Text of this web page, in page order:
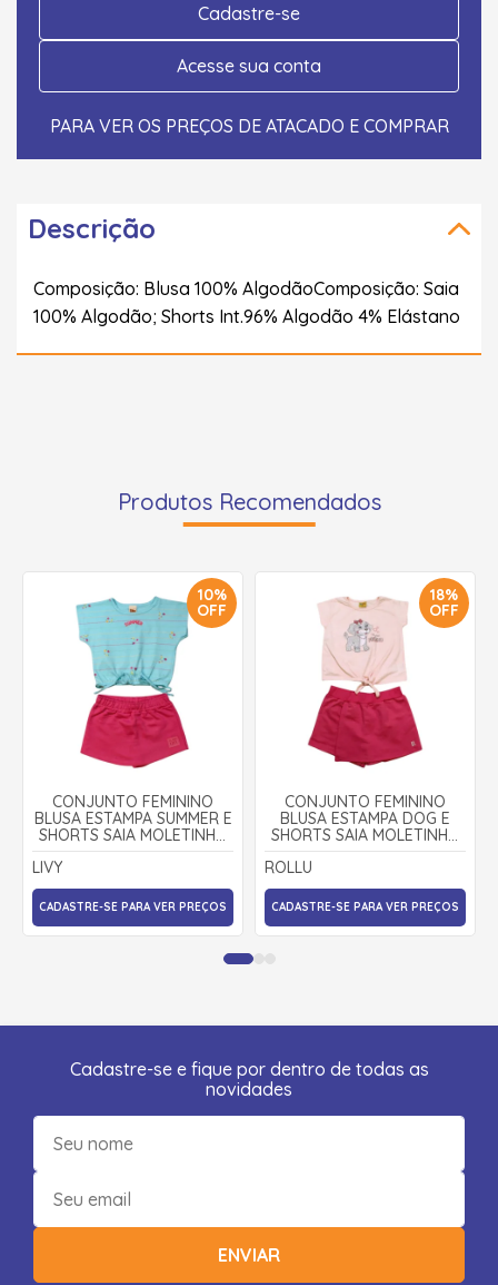
Cadastre-se
Acesse sua conta
PARA VER OS PREÇOS DE ATACADO E COMPRAR
Descrição
Composição: Blusa 100% AlgodãoComposição: Saia
100% Algodão; Shorts Int.96% Algodão 4% Elástano
Produtos Recomendados
10%
OFF
CONJUNTO FEMININO
BLUSA ESTAMPA SUMMER E
SHORTS SAIA MOLETINHO
9249 - LIVY
LIVY
CADASTRE-SE PARA VER PREÇOS
18%
OFF
CONJUNTO FEMININO
BLUSA ESTAMPA DOG E
SHORTS SAIA MOLETINHO
22148 - ROLLU
ROLLU
CADASTRE-SE PARA VER PREÇOS
Cadastre-se e fique por dentro de todas as
novidades
ENVIAR